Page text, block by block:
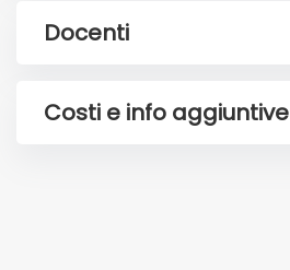
Docenti
Costi e info aggiuntive